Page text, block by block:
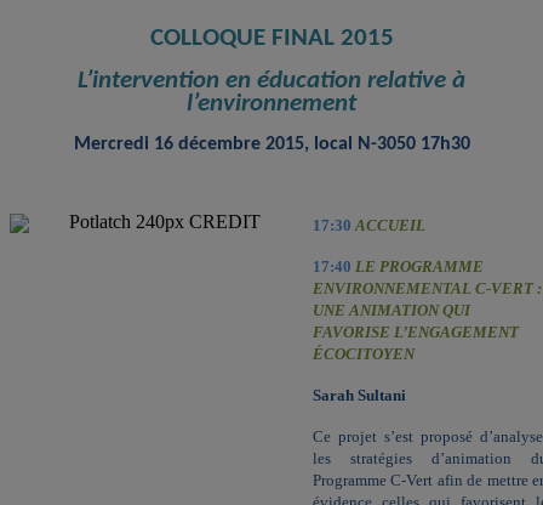
COLLOQUE FINAL 2015
L’intervention en éducation relative à
l’environnement
Mercredi 16 décembre 2015, local N-3050 17h30
17:30 ACCUEIL
17:40 LE PROGRAMME
ENVIRONNEMENTAL C-VERT :
UNE ANIMATION QUI
FAVORISE L’ENGAGEMENT
ÉCOCITOYEN
Sarah Sultani
Ce projet s’est proposé
les stratégies d’animation
Programme C-Vert afin de mettre